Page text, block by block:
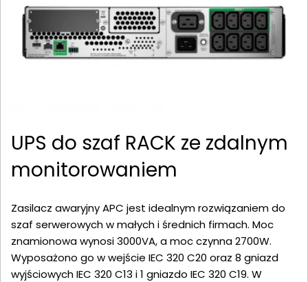
UPS do szaf RACK ze zdalnym
monitorowaniem
Zasilacz awaryjny APC jest idealnym rozwiązaniem do
szaf serwerowych w małych i średnich firmach. Moc
znamionowa wynosi 3000VA, a moc czynna 2700W.
Wyposażono go w wejście IEC 320 C20 oraz 8 gniazd
wyjściowych IEC 320 C13 i 1 gniazdo IEC 320 C19. W